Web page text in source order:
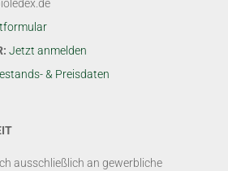
Jetzt anmelden
& Preisdaten
ausschließlich an gewerbliche